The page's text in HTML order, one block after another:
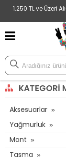
1.250 TL ve Üzeri
KATEGORI
Aksesuarlar
Yağmurluk
Mont
Tasma